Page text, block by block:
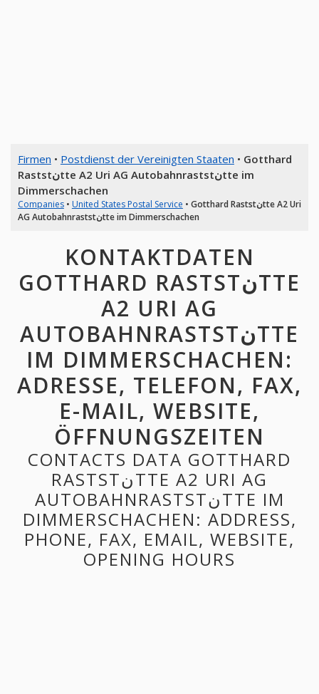
Firmen • Postdienst der Vereinigten Staaten • Gotthard
Raststنtte A2 Uri AG Autobahnraststنtte im
Dimmerschachen
Companies• United States Postal Service • Gotthard Raststنtte A2 Uri
AG Autobahnraststنtte im Dimmerschachen
KONTAKTDATEN
GOTTHARD RASTSTنTTE
A2 URI AG
AUTOBAHNRASTSTنTTE
IM DIMMERSCHACHEN:
ADRESSE, TELEFON, FAX,
E-MAIL, WEBSITE,
ÖFFNUNGSZEITEN
CONTACTS DATA GOTTHARD
RASTSTنTTE A2 URI AG
AUTOBAHNRASTSTنTTE IM
DIMMERSCHACHEN: ADDRESS,
PHONE, FAX, EMAIL, WEBSITE,
OPENING HOURS